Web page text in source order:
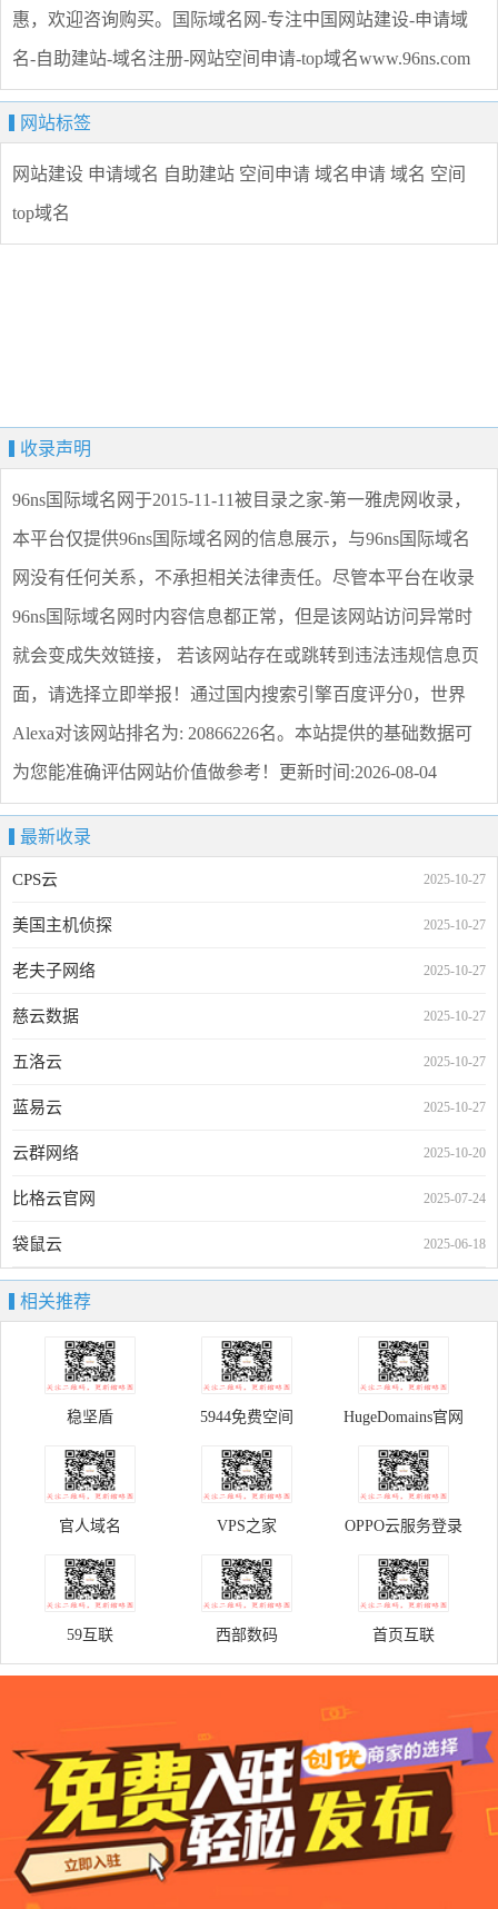
惠，欢迎咨询购买。国际域名网-专注中国网站建设-申请域
名-自助建站-域名注册-网站空间申请-top域名www.96ns.com
网站标签
网站建设 申请域名 自助建站 空间申请 域名申请 域名 空间
top域名
收录声明
96ns国际域名网 于2015-11-11被目录之家-第一雅虎网收录，
本平台仅提供96ns国际域名网 的信息展示，与96ns国际域名
网没有任何关系，不承担相关法律责任。尽管本平台在收录
96ns国际域名网 时内容信息都正常，但是该网站访问异常时
就会变成失效链接， 若该网站存在或跳转到违法违规信息页
面，请选择立即举报 ！通过国内搜索引擎百度评分0，世界
Alexa对该网站排名为: 20866226名。本站提供的基础数据可
为您能准确评估网站价值做参考！ 更新时间:2026-08-04
最新收录
2025-10-27
CPS云
2025-10-27
美国主机侦探
2025-10-27
老夫子网络
2025-10-27
慈云数据
2025-10-27
五洛云
2025-10-27
蓝易云
2025-10-20
云群网络
2025-07-24
比格云官网
2025-06-18
袋鼠云
相关推荐
稳坚盾 5944免费空间 HugeDomains官网
官人域名 VPS之家 OPPO云服务登录
59互联 西部数码 首页互联